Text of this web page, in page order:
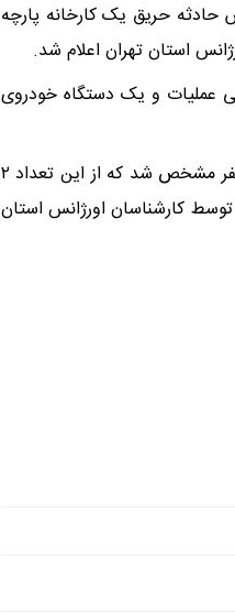
اظهار کرد: در ساعت ۰۹:۰۵ صبح امروز پنجشنبه ۱۳ دی ماه ۱۴۰۳ گزارش حادثه حریق یک کارخانه پارچه
استان تهران اعلام شد.
فرماندهی عملیات و یک دستگاه خودروی
رئیس سازمان اورژانس استان تهران ادامه داد: در بررسی اولیه تعداد مصدومین حادثه ۵ نفر مشخص شد که از این تعداد ۲
در محل حادثه درمان و ۳ نفر مصدوم دیگر توسط کارشناسان اورژانس استان